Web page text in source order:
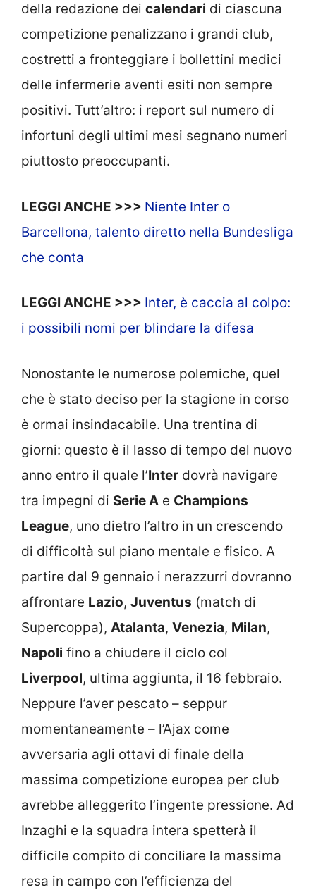
della redazione dei calendari di ciascuna
competizione penalizzano i grandi club,
costretti a fronteggiare i bollettini medici
delle infermerie aventi esiti non sempre
positivi. Tutt’altro: i report sul numero di
infortuni degli ultimi mesi segnano numeri
piuttosto preoccupanti.
LEGGI ANCHE >>> Niente Inter o
Barcellona, talento diretto nella Bundesliga
che conta
LEGGI ANCHE >>> Inter, è caccia al colpo:
i possibili nomi per blindare la difesa
Nonostante le numerose polemiche, quel
che è stato deciso per la stagione in corso
è ormai insindacabile. Una trentina di
giorni: questo è il lasso di tempo del nuovo
anno entro il quale l’Inter dovrà navigare
tra impegni di Serie A e Champions
League, uno dietro l’altro in un crescendo
di difficoltà sul piano mentale e fisico. A
partire dal 9 gennaio i nerazzurri dovranno
affrontare Lazio, Juventus (match di
Supercoppa), Atalanta, Venezia, Milan,
Napoli fino a chiudere il ciclo col
Liverpool, ultima aggiunta, il 16 febbraio.
Neppure l’aver pescato – seppur
momentaneamente – l’Ajax come
avversaria agli ottavi di finale della
massima competizione europea per club
avrebbe alleggerito l’ingente pressione. Ad
Inzaghi e la squadra intera spetterà il
difficile compito di conciliare la massima
resa in campo con l’efficienza del